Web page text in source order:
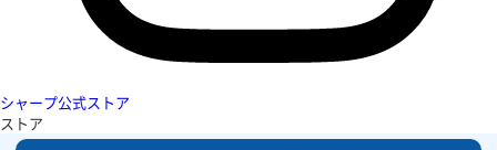
シャープ公式ストア
ストア